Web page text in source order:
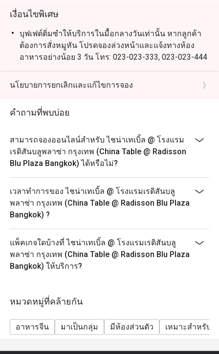
เงื่อนไขพิเศษ
บุฟเฟต์ติ่มซำให้บริการในมื้อกลางวันเท่านั้น หากลูกค้า
ต้องการสั่งหมูหัน โปรดจองล่วงหน้าและแจ้งทางห้อง
อาหารอย่างน้อย 3 วัน โทร: 023-023-333, 023-023-444
เงื่อนไขการแต่งกาย: แต่งตัวสุภาพ (รองเท้าแตะ และ
กางเกงขาสั้น จะไม่ได้รับอนุญาตให้เข้ารับบริการ)
นโยบายการยกเลิกและแก้ไขการจอง
คำถามที่พบบ่อย
สามารถจองออนไลน์สำหรับ ไชน่าเทเบิ้ล @ โรงแรม
เรดิสันบลูพลาซ่า กรุงเทพ (China Table @ Radisson
Blu Plaza Bangkok) ได้หรือไม่?
เวลาทำการของ ไชน่าเทเบิ้ล @ โรงแรมเรดิสันบลู
พลาซ่า กรุงเทพ (China Table @ Radisson Blu Plaza
Bangkok) ?
แพ็คเกจใดบ้างที่ ไชน่าเทเบิ้ล @ โรงแรมเรดิสันบลู
พลาซ่า กรุงเทพ (China Table @ Radisson Blu Plaza
Bangkok) ให้บริการ?
หมวดหมู่ที่คล้ายกัน
อาหารจีน มาเป็นกลุ่ม มีห้องส่วนตัว เหมาะสำหรับเ